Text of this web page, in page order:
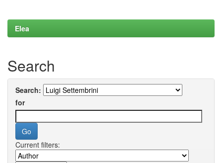
Elea
Search
Search:
for
Current filters: